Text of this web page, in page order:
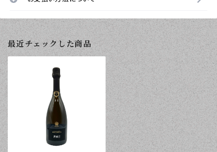
最近チェックした商品